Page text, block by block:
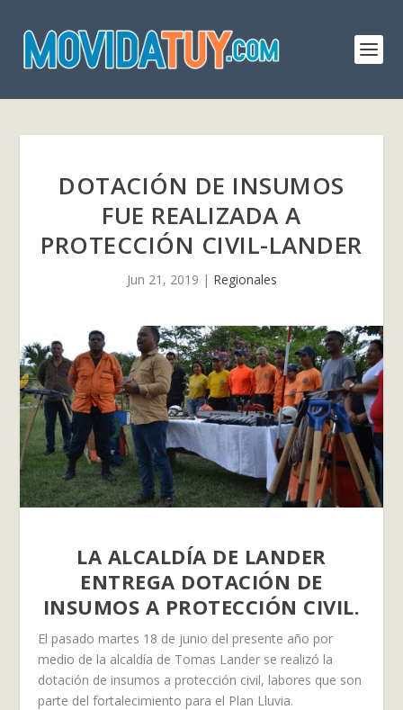
DOTACIÓN DE INSUMOS
FUE REALIZADA A
PROTECCIÓN CIVIL-LANDER
Jun 21, 2019 | Regionales
LA ALCALDÍA DE LANDER
ENTREGA DOTACIÓN DE
INSUMOS A PROTECCIÓN CIVIL.
El pasado martes 18 de junio del presente año por
medio de la alcaldía de Tomas Lander se realizó la
dotación de insumos a protección civil, labores que son
parte del fortalecimiento para el Plan Lluvia.